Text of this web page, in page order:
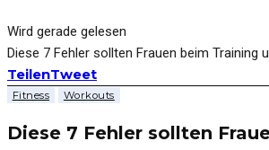
Wird gerade gelesen
Diese 7 Fehler sollten Frauen beim Training
TeilenTweet
Fitness Workouts
Diese 7 Fehler sollten